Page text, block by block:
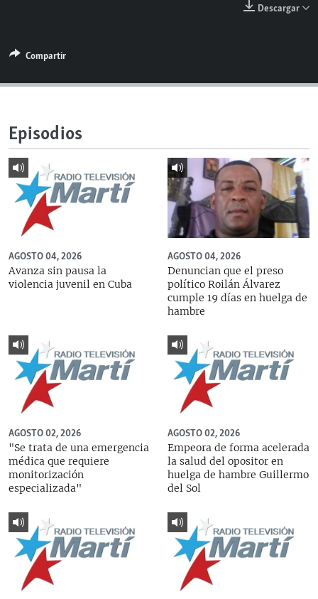
ESPECIALES
LA REALIDAD DE LA VIVIENDA EN CUBA
KENTU-CUBANO
LOS SANTOS DE HIALEAH
DESINFORMACIÓN RUSA EN AMÉRICA LATINA
LA INVASIÓN DE RUSIA A UCRANIA
MULTIMEDIA
EDITORIALES
SÍGUENOS
Descargar
Compartir
Episodios
AGOSTO 04, 2026
Avanza sin pausa la
violencia juvenil en Cuba
AGOSTO 04, 2026
Denuncian que el preso
político Roilán Álvarez
cumple 19 días en huelga de
hambre
AGOSTO 02, 2026
"Se trata de una emergencia
médica que requiere
monitorización
especializada"
AGOSTO 02, 2026
Empeora de forma acelerada
la salud del opositor en
huelga de hambre Guillermo
del Sol